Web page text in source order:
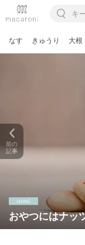
なす きゅうり 大根
おやつにはナッ
前の
記事